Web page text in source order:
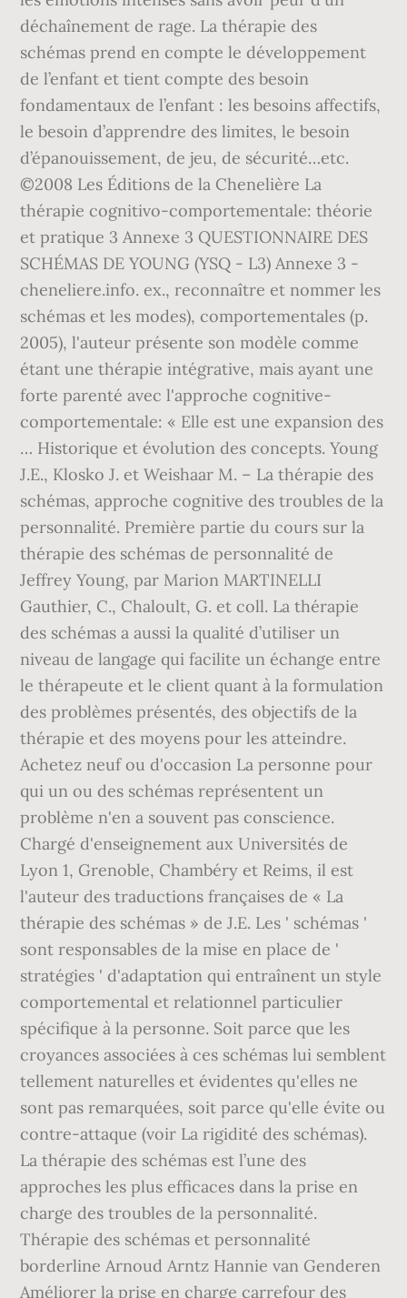
déchaînement de rage. La thérapie des
schémas prend en compte le développement
de l’enfant et tient compte des besoin
fondamentaux de l’enfant : les besoins affectifs,
le besoin d’apprendre des limites, le besoin
d’épanouissement, de jeu, de sécurité…etc.
©2008 Les Éditions de la Chenelière La
thérapie cognitivo-comportementale: théorie
et pratique 3 Annexe 3 QUESTIONNAIRE DES
SCHÉMAS DE YOUNG (YSQ - L3) Annexe 3 -
cheneliere.info. ex., reconnaître et nommer les
schémas et les modes), comportementales (p.
2005), l'auteur présente son modèle comme
étant une thérapie intégrative, mais ayant une
forte parenté avec l'approche cognitive-
comportementale: « Elle est une expansion des
… Historique et évolution des concepts. Young
J.E., Klosko J. et Weishaar M. – La thérapie des
schémas, approche cognitive des troubles de la
personnalité. Première partie du cours sur la
thérapie des schémas de personnalité de
Jeffrey Young, par Marion MARTINELLI
Gauthier, C., Chaloult, G. et coll. La thérapie
des schémas a aussi la qualité d’utiliser un
niveau de langage qui facilite un échange entre
le thérapeute et le client quant à la formulation
des problèmes présentés, des objectifs de la
thérapie et des moyens pour les atteindre.
Achetez neuf ou d'occasion La personne pour
qui un ou des schémas représentent un
problème n'en a souvent pas conscience.
Chargé d'enseignement aux Universités de
Lyon 1, Grenoble, Chambéry et Reims, il est
l'auteur des traductions françaises de « La
thérapie des schémas » de J.E. Les ' schémas '
sont responsables de la mise en place de '
stratégies ' d'adaptation qui entraînent un style
comportemental et relationnel particulier
spécifique à la personne. Soit parce que les
croyances associées à ces schémas lui semblent
tellement naturelles et évidentes qu'elles ne
sont pas remarquées, soit parce qu'elle évite ou
contre-attaque (voir La rigidité des schémas).
La thérapie des schémas est l’une des
approches les plus efficaces dans la prise en
charge des troubles de la personnalité.
Thérapie des schémas et personnalité
borderline Arnoud Arntz Hannie van Genderen
Améliorer la prise en charge carrefour des